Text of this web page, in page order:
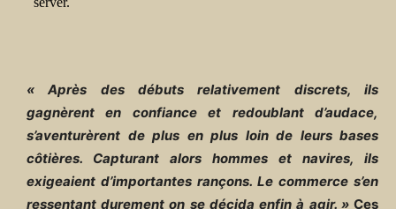
« Après des débuts relativement discrets, ils
gagnèrent en confiance et redoublant d’audace,
s’aventurèrent de plus en plus loin de leurs bases
côtières. Capturant alors hommes et navires, ils
exigeaient d’importantes rançons. Le commerce s’en
ressentant durement on se décida enfin à agir. »Ces